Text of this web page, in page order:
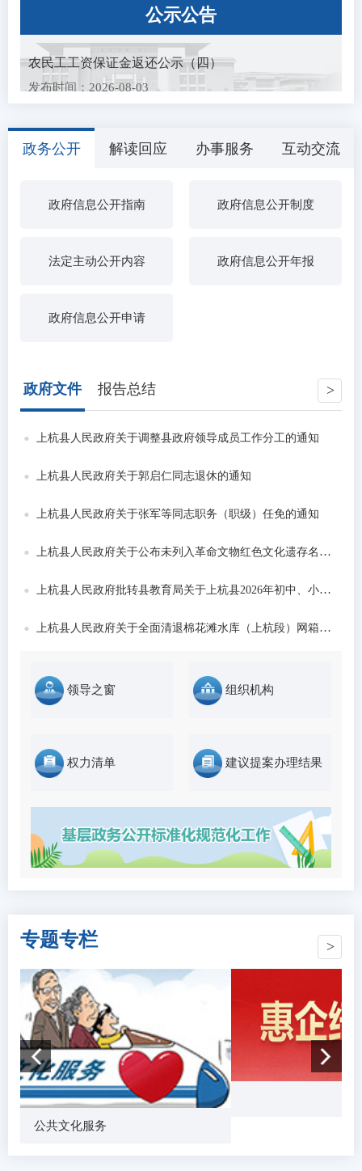
公示公告
农民工工资保证金返还公示（四）
发布时间：2026-08-03
品产销对接活动展...
发布时间：2026-07-27
关于公开征求《水表、燃气表强制检定制度（征求意
发布时间：2026-07-21
中央层面整治形式主义为基层减负专项工作机制办公
发布时间：2026-07-15
农民工工资保证金返还公示（三）
县第十八批高校...
上杭县2026年度动物疫病强制免疫“先打后补”实施养
政务公开 解读回应 办事服务 互动交流
政府信息公开指南 政府信息公开制度
法定主动公开内容 政府信息公开年报
政府信息公开申请
政府文件 报告总结
上杭县人民政府关于调整县政府领导成员工作分工的通知
上杭县人民政府关于郭启仁同志退休的通知
上杭县人民政府关于张军等同志职务（职级）任免的通知
上杭县人民政府关于公布未列入革命文物红色文化遗存名录的通告
上杭县人民政府批转县教育局关于上杭县2026年初中、小学和城区公办幼儿园招生工作意...
上杭县人民政府关于全面清退棉花滩水库（上杭段）网箱养殖的通告
领导之窗 组织机构
权力清单 建议提案办理结果
专题专栏
公共文化服务